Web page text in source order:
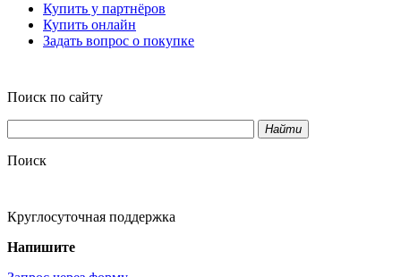
Купить у партнёров
Купить онлайн
Задать вопрос о покупке
Поиск по сайту
Найти
Поиск
Круглосуточная поддержка
Напишите